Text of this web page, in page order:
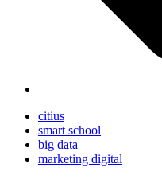
citius
smart school
big data
marketing digital